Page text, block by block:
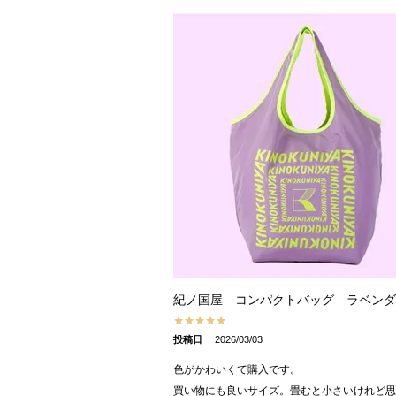
紀ノ国屋 コンパクトバッグ ラベン
投稿日 2026/03/03
色がかわいくて購入です。
買い物にも良いサイズ。畳むと小さいけれど